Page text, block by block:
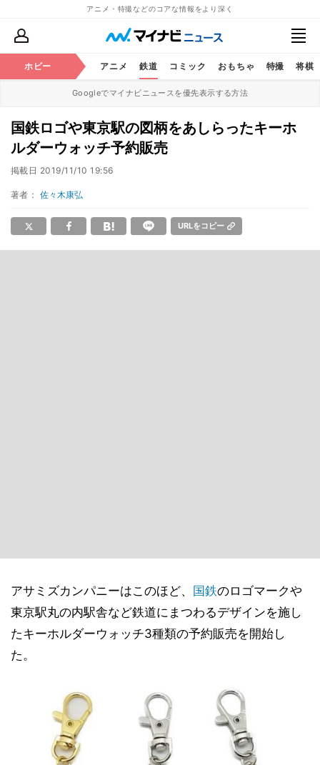
アニメ・特撮などのコアな情報をより深く
ホビー アニメ 鉄道 コミック おもちゃ 特撮 将棋
Googleでマイナビニュースを優先表示する方法
国鉄ロゴや東京駅の図柄をあしらったキーホ
ルダーウォッチ予約販売
掲載日 2019/11/10 19:56
著者： 佐々木康弘
URLをコピー
アサミズカンパニーはこのほど、 国鉄のロゴマークや
東京駅丸の内駅舎など鉄道にまつわるデザインを施し
たキーホルダーウォッチ3種類の予約販売を開始し
た。